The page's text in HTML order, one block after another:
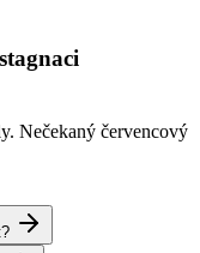
Nečekaný červencový